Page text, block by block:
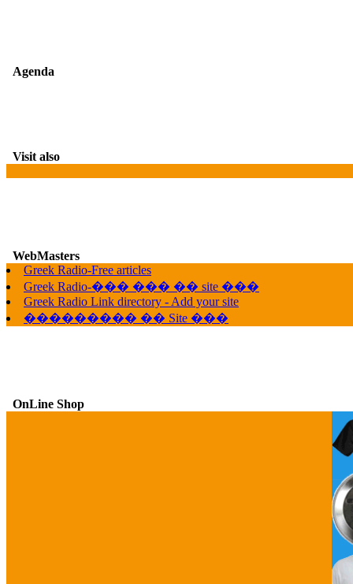
Agenda
Visit also
WebMasters
Greek Radio-Free articles
Greek Radio-��� ��� �� site ���
Greek Radio Link directory - Add your site
��������� �� Site ���
OnLine Shop